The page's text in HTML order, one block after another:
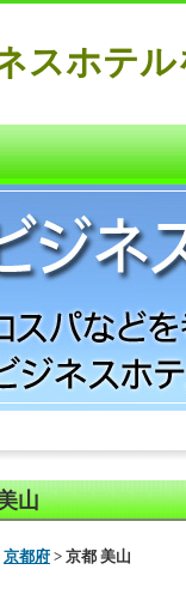
スホテル
山
京都府 > 京都 美山